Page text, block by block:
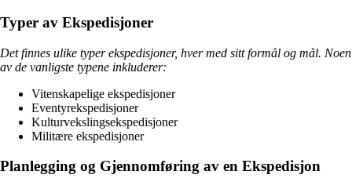
Typer av Ekspedisjoner
Det finnes ulike typer ekspedisjoner, hver med sitt formål og mål. Noen
av de vanligste typene inkluderer:
Vitenskapelige ekspedisjoner
Eventyrekspedisjoner
Kulturvekslingsekspedisjoner
Militære ekspedisjoner
Planlegging og Gjennomføring av en Ekspedisjon